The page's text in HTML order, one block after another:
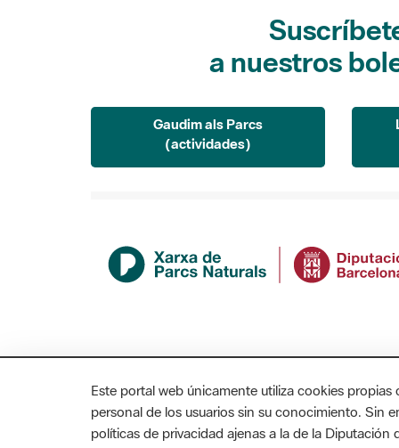
a nuestros
(actividades)
AVISO LEGAL ACCESIBILIDAD
Este portal web únicamente utiliza cookies
personal de los usuarios sin su conocimiento. Sin
políticas de privacidad ajenas a la de la